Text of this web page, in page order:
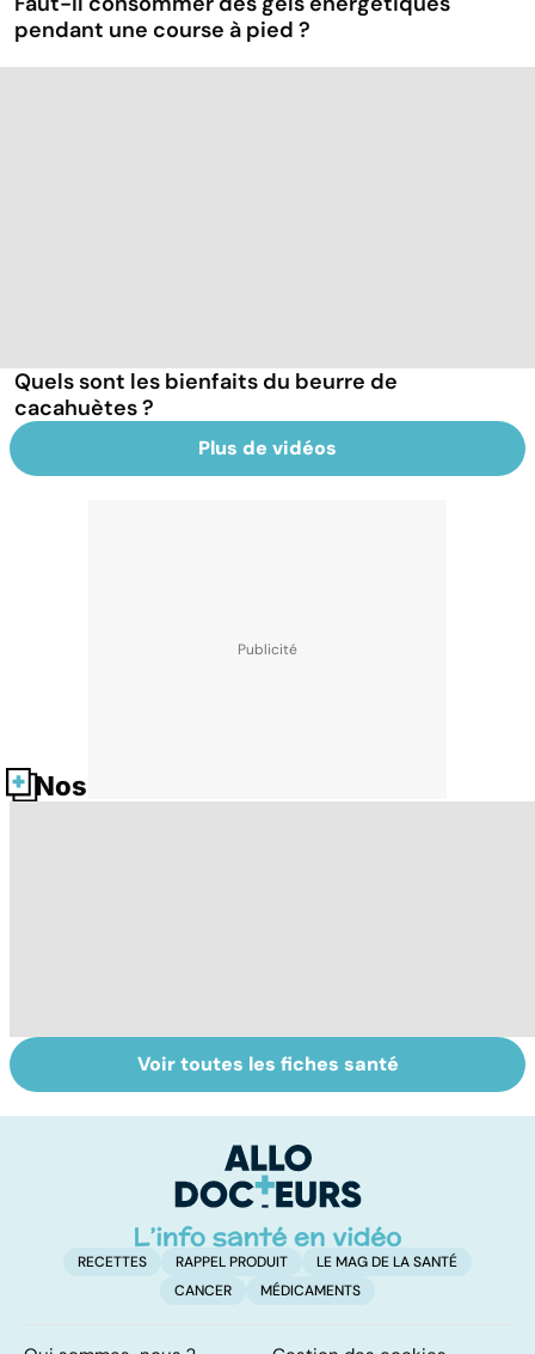
pendant une course à pied ?
Quels sont les bienfaits du beurre de
cacahuètes ?
Plus de vidéos
Nos fiches santé
Comment tenir
ses bonnes
Muscler ses
abdos pour
ventre plat
Voir toutes les fiches santé
RECETTES RAPPEL PRODUIT
LE MAG DE LA SANTÉ
CANCER
MÉDICAMENTS